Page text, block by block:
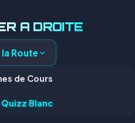
A DROITE
Route
de Cours
Quizz Blanc